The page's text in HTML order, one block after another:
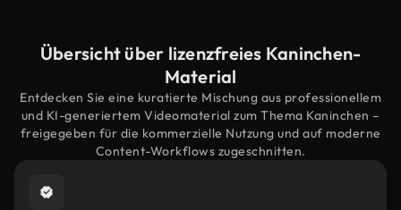
Übersicht über lizenzfreies Kaninchen-
Material
Entdecken Sie eine kuratierte Mischung aus professionellem
und KI-generiertem Videomaterial zum Thema Kaninchen –
freigegeben für die kommerzielle Nutzung und auf moderne
Content-Workflows zugeschnitten.